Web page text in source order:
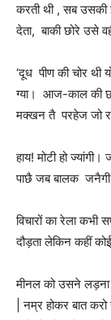
करती थी , सब
देता, बाकी छोरे उसे
‘दूध पीण की चोर थी
ग्या। आज-काल की
मक्खन तै परहेज जो
हाय! मोटी हो
पाछै जब बालक
विचारों का रेला कभी
दौड़ता लेकिन कहीं
मीनल को उसने लड़ना
| नम्र होकर बात